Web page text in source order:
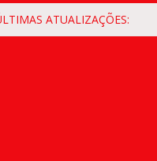
ATUALIZAÇÕES: